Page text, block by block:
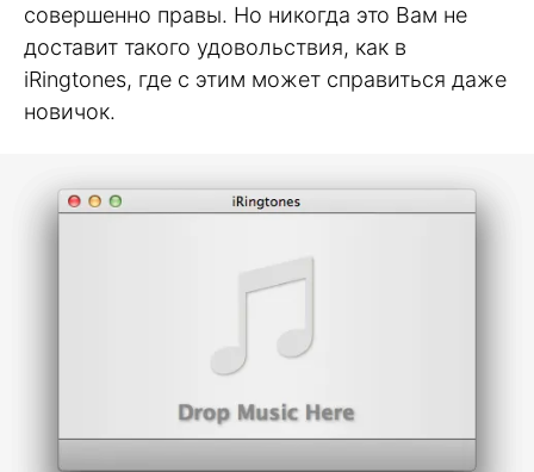
совершенно правы. Но никогда это Вам не
доставит такого удовольствия, как в
iRingtones, где с этим может справиться даже
новичок.